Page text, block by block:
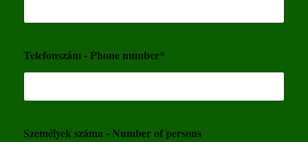
Telefonszám - Phone number*
Személyek száma - Number of persons